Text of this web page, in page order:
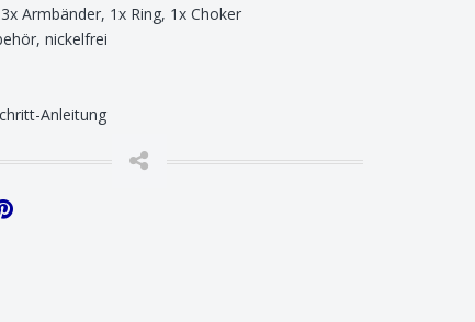
Armbänder, 1x Ring, 1x Choker
nickelfrei
Anleitung